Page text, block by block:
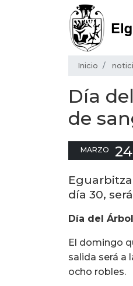
Inicio
Día
de
MARZO 24
día 30,
Día del
El domingo
salida será a
ocho robles.